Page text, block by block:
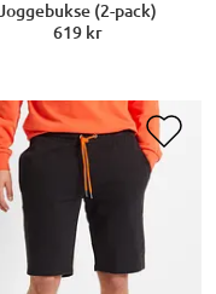
Joggebukse (2-pack)
619 kr